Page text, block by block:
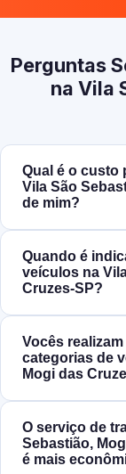
Perguntas
na Vila
Qual é o custo
Vila São
de mim?
Quando é
veículos na
Cruzes‑SP?
Vocês
categorias de
Mogi das
O serviço de
Sebastião,
é mais